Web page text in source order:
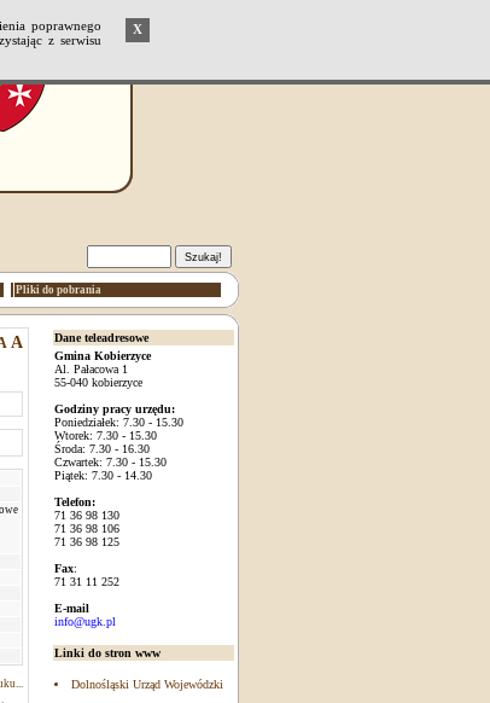
poprawnego
z serwisu
X
Pliki do pobrania
A
Dane teleadresowe
Gmina Kobierzyce
Al. Pałacowa 1
55-040 kobierzyce
Godziny pracy urzędu:
Poniedziałek: 7.30 - 15.30
Wtorek: 7.30 - 15.30
Środa: 7.30 - 16.30
Czwartek: 7.30 - 15.30
Piątek: 7.30 - 14.30
Telefon:
71 36 98 130
71 36 98 106
71 36 98 125
Fax:
71 31 11 252
E-mail
info@ugk.pl
Linki do stron www
Dolnośląski Urząd Wojewódzki